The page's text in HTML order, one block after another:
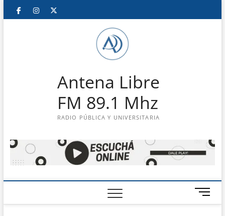
Saltar
FacebookInstagram
Antena Libre
FM 89.1 Mhz
RADIO PÚBLICA Y UNIVERSITARIA
B
o